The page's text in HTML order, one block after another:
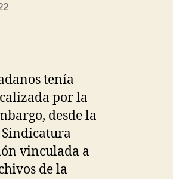
tenía
por la
desde la
vinculada a
de la